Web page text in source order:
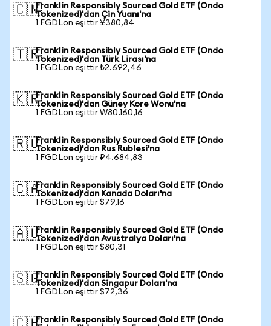
🇨🇳Franklin Responsibly Sourced Gold ETF (Ondo
Tokenized)'dan Çin Yuanı'na
1 FGDLon eşittir ¥380,84
🇹🇷Franklin Responsibly Sourced Gold ETF (Ondo
Tokenized)'dan Türk Lirası'na
1 FGDLon eşittir ₺2.692,46
🇰🇷Franklin Responsibly Sourced Gold ETF (Ondo
Tokenized)'dan Güney Kore Wonu'na
1 FGDLon eşittir ₩80.160,16
🇷🇺Franklin Responsibly Sourced Gold ETF (Ondo
Tokenized)'dan Rus Rublesi'na
1 FGDLon eşittir ₽4.684,83
🇨🇦Franklin Responsibly Sourced Gold ETF (Ondo
Tokenized)'dan Kanada Doları'na
1 FGDLon eşittir $79,16
🇦🇺Franklin Responsibly Sourced Gold ETF (Ondo
Tokenized)'dan Avustralya Doları'na
1 FGDLon eşittir $80,31
🇸🇬Franklin Responsibly Sourced Gold ETF (Ondo
Tokenized)'dan Singapur Doları'na
1 FGDLon eşittir $72,36
Franklin Responsibly Sourced Gold ETF (Ondo